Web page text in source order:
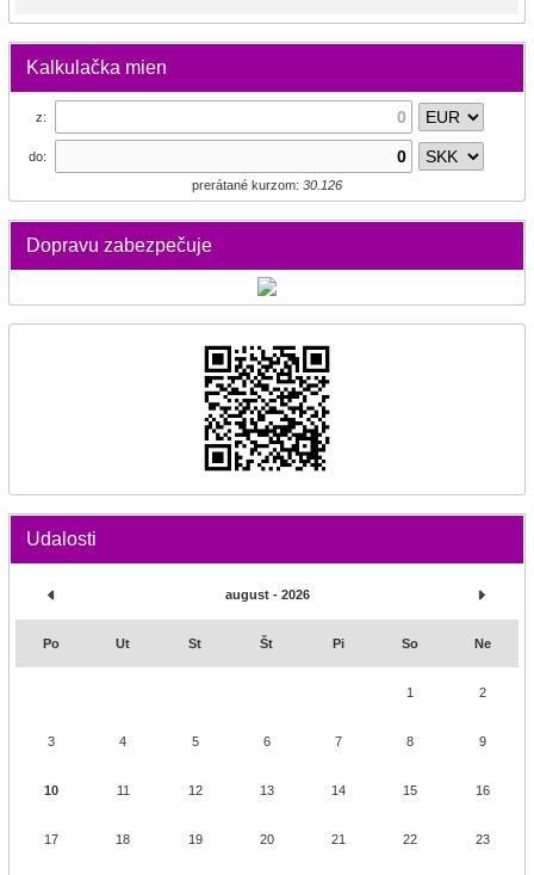
Kalkulačka mien
z:
do:
prerátané kurzom: 30.126
Dopravu zabezpečuje
Udalosti
august - 2026
Po Ut St Št Pi So Ne
1 2
3 4 5 6 7 8 9
10 11 12 13 14 15 16
17 18 19 20 21 22 23